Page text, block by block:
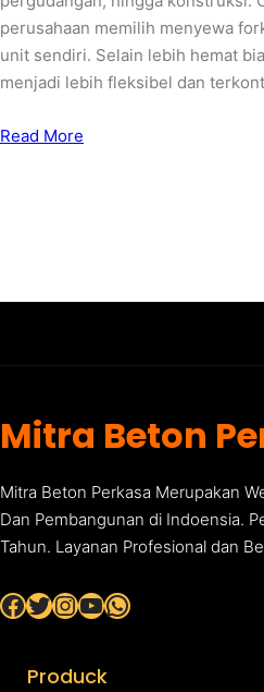
perusahaan memilih menyewa
unit sendiri. Selain lebih hemat
menjadi lebih fleksibel dan
Read More
Mitra Beton
Mitra Beton Perkasa Merupakan
Dan Pembangunan di Indoensia.
Tahun. Layanan Profesional dan
Facebook Twitter InstagramYouTube WhatsApp
Produck